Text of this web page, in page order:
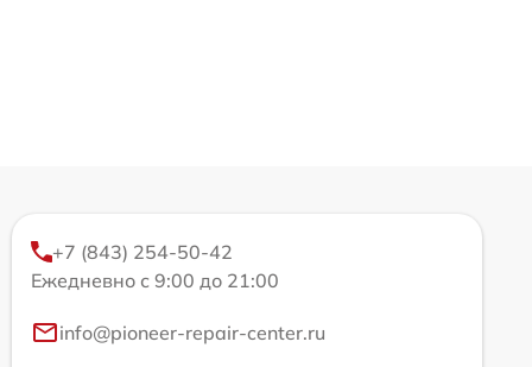
+7 (843) 254-50-42
Ежедневно с 9:00 до 21:00
info@pioneer-repair-center.ru